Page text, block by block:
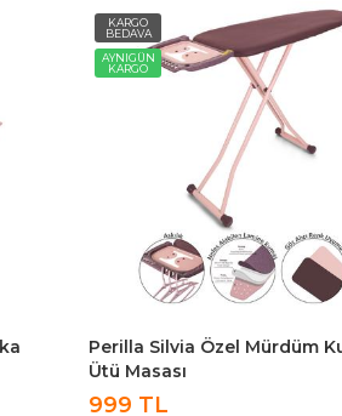
KARGO
BEDAVA
AYNIGÜN
KARGO
Perilla Silvia Özel Mürdüm
Ütü Masası
999 TL